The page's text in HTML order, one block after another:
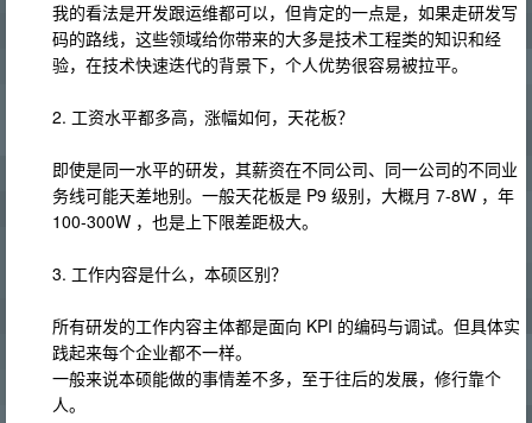
我的看法是开发跟运维都可以，但肯定的一点是，如果走研发写
码的路线，这些领域给你带来的大多是技术工程类的知识和经
验，在技术快速迭代的背景下，个人优势很容易被拉平。
2. 工资水平都多高，涨幅如何，天花板？
即使是同一水平的研发，其薪资在不同公司、同一公司的不同业
务线可能天差地别。一般天花板是 P9 级别，大概月 7-8W ，年
100-300W ，也是上下限差距极大。
3. 工作内容是什么，本硕区别？
所有研发的工作内容主体都是面向 KPI 的编码与调试。但具体实
践起来每个企业都不一样。
一般来说本硕能做的事情差不多，至于往后的发展，修行靠个
人。